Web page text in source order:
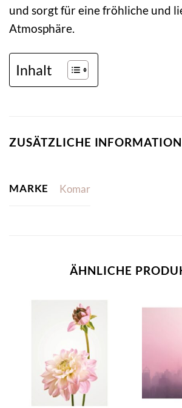
und sorgt für eine fröhliche und
Atmosphäre.
Inhalt
ZUSÄTZLICHE
MARKE Komar
ÄHNLICHE